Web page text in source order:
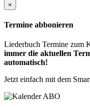
×
Termine abbonieren
Liederbuch Termine zum
immer die aktuellen
automatisch!
Jetzt einfach mit dem